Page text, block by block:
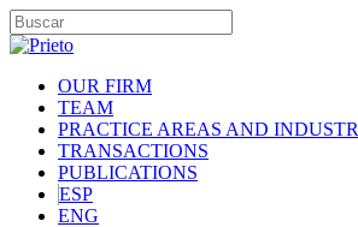
OUR FIRM
TEAM
PRACTICE AREAS AND
TRANSACTIONS
PUBLICATIONS
ESP
ENG